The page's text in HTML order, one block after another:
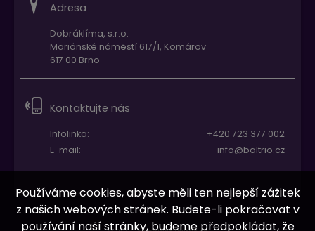
Adresa
Dobráklíma, s.r.o.
Mariánské náměstí 617/1, Komárov
617 00 Brno
Kontaktujte nás
Infolinka:
+420 723 377 002
E-mail:
info@baltrio.cz
Používáme cookies, abyste měli ten nejlepší zážitek
z našich webových stránek. Budete-li pokračovat v
používání naší stránky, budeme předpokládat, že